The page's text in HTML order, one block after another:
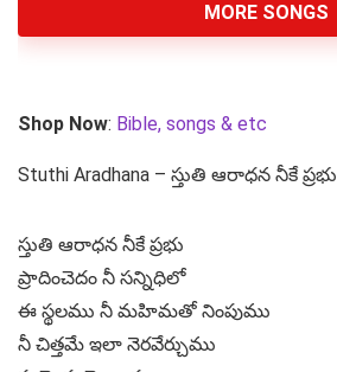
MORE SONGS
Shop Now: Bible, songs & etc
Stuthi Aradhana – స్తుతి ఆరాధన నీకే ప్రభు
స్తుతి ఆరాధన నీకే ప్రభు
ప్రాదించెదం నీ సన్నిధిలో
ఈ స్థలము నీ మహిమతో నింపుము
నీ చిత్తమే ఇలా నెరవేర్చుము